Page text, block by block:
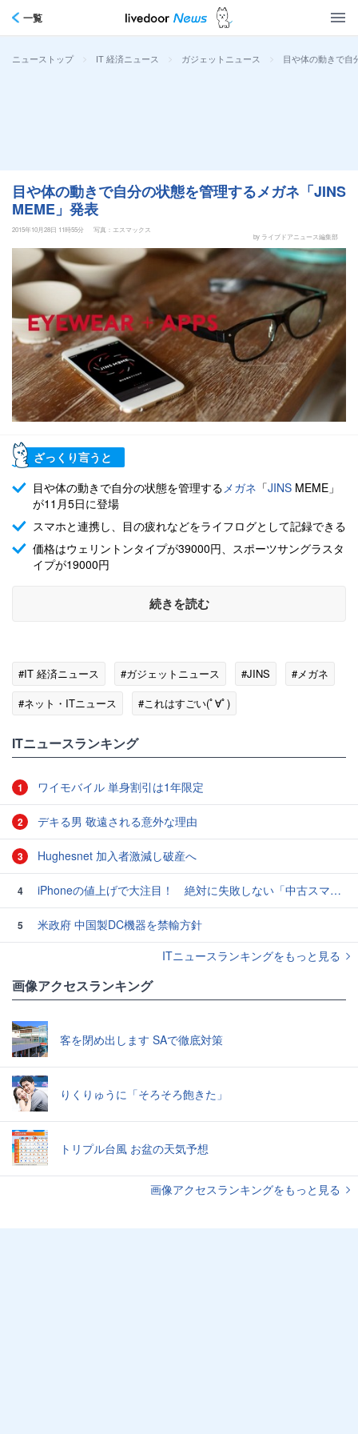
一覧
ニューストップ > IT 経済ニュース > ガジェットニュース > 目や体の動きで自
目や体の動きで自分の状態を管理するメガネ「JINS
MEME」発表
2015年10月28日 11時55分
写真：エスマックス
by ライブドアニュース編集部
ざっくり言うと
目や体の動きで自分の状態を管理する メガネ 「JINS MEME」
が11月5日に登場
スマホと連携し、目の疲れなどをライフログとして記録できる
価格はウェリントンタイプが39000円、スポーツサングラスタ
イプが19000円
続きを読む
#IT 経済ニュース #ガジェットニュース #JINS
#メガネ
#ネット・ITニュース
#これはすごい(ﾟ∀ﾟ)
ITニュースランキング
1 ワイモバイル 単身割引は1年限定
2 デキる男 敬遠される意外な理由
3 Hughesnet 加入者激減し破産へ
4 iPhoneの値上げで大注目！ 絶対に失敗しない「中古スマホ」の売り方＆買い方
5
米政府 中国製DC機器を禁輸方針
ITニュースランキングをもっと見る
画像アクセスランキング
客を閉め出します SAで徹底対策
りくりゅうに「そろそろ飽きた」
トリプル台風 お盆の天気予想
画像アクセスランキングをもっと見る